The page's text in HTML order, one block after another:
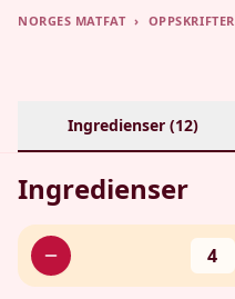
NORGES MATFAT › OPPSKRIFTER
Ingredienser (12)
Ingredienser
4